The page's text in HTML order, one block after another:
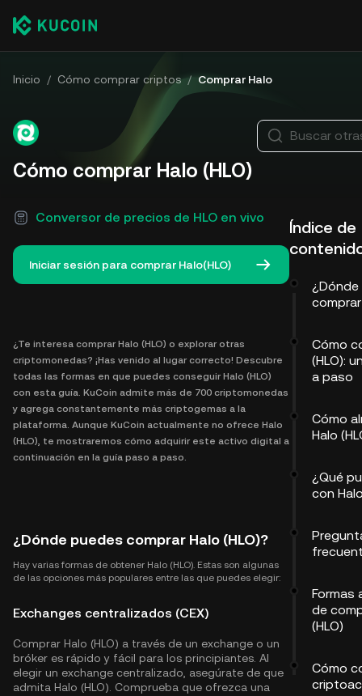
Inicio / Cómo comprar criptos / Comprar Halo
Cómo comprar Halo (HLO)
Conversor de precios de HLO en vivo
Iniciar sesión para comprar Halo(HLO)
¿Te interesa comprar Halo (HLO) o explorar otras
criptomonedas? ¡Has venido al lugar correcto! Descubre
todas las formas en que puedes conseguir Halo (HLO)
con esta guía. KuCoin admite más de 700 criptomonedas
y agrega constantemente más criptogemas a la
plataforma. Aunque KuCoin actualmente no ofrece Halo
(HLO), te mostraremos cómo adquirir este activo digital a
continuación en la guía paso a paso.
¿Dónde puedes comprar Halo (HLO)?
Hay varias formas de obtener Halo (HLO). Estas son algunas
de las opciones más populares entre las que puedes elegir:
Exchanges centralizados (CEX)
Comprar Halo (HLO) a través de un exchange o un
bróker es rápido y fácil para los principiantes. Al
elegir un exchange centralizado, asegúrate de que
admita Halo (HLO). Comprueba que ofrezca una
Buscar
Índice de
comprar
Cómo
(HLO):
a paso
Cómo
Halo
¿Qué
con
Formas
de
(HLO)
Cómo